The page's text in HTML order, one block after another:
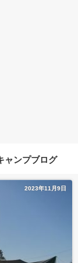
ャンプブログ
2023年11月9日